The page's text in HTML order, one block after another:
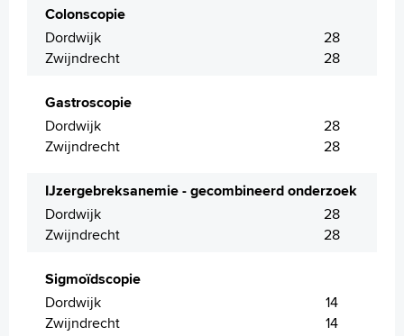
Colonscopie
Dordwijk
28
Zwijndrecht
28
Gastroscopie
Dordwijk
28
Zwijndrecht
28
IJzergebreksanemie - gecombineerd onderzoek
Dordwijk
28
Zwijndrecht
28
Sigmoïdscopie
Dordwijk
14
Zwijndrecht
14